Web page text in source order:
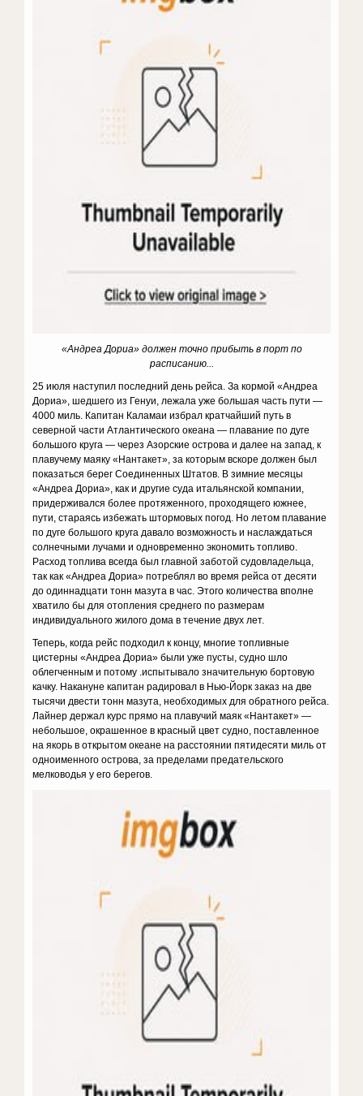
«Андреа Дориа» должен точно прибыть в порт по
расписанию...
25 июля наступил последний день рейса. За кормой «Андреа
Дориа», шедшего из Генуи, лежала уже большая часть пути —
4000 миль. Капитан Каламаи избрал кратчайший путь в
северной части Атлантического океана — плавание по дуге
большого круга — через Азорские острова и далее на запад, к
плавучему маяку «Нантакет», за которым вскоре должен был
показаться берег Соединенных Штатов. В зимние месяцы
«Андреа Дориа», как и другие суда итальянской компании,
придерживался более протяженного, проходящего южнее,
пути, стараясь избежать штормовых погод. Но летом плавание
по дуге большого круга давало возможность и наслаждаться
солнечными лучами и одновременно экономить топливо.
Расход топлива всегда был главной заботой судовладельца,
так как «Андреа Дориа» потреблял во время рейса от десяти
до одиннадцати тонн мазута в час. Этого количества вполне
хватило бы для отопления среднего по размерам
индивидуального жилого дома в течение двух лет.
Теперь, когда рейс подходил к концу, многие топливные
цистерны «Андреа Дориа» были уже пусты, судно шло
облегченным и потому .испытывало значительную бортовую
качку. Накануне капитан радировал в Нью-Йорк заказ на две
тысячи двести тонн мазута, необходимых для обратного рейса.
Лайнер держал курс прямо на плавучий маяк «Нантакет» —
небольшое, окрашенное в красный цвет судно, поставленное
на якорь в открытом океане на расстоянии пятидесяти миль от
одноименного острова, за пределами предательского
мелководья у его берегов.